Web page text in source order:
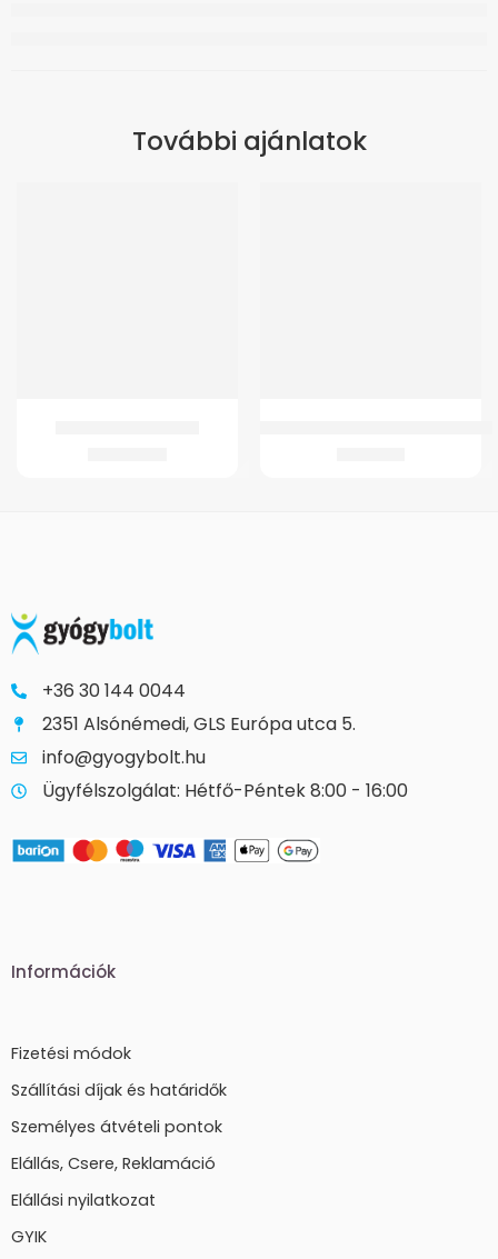
További ajánlatok
+36 30 144 0044
2351 Alsónémedi, GLS Európa utca 5.
info@gyogybolt.hu
Ügyfélszolgálat: Hétfő-Péntek 8:00 - 16:00
Információk
Fizetési módok
Szállítási díjak és határidők
Személyes átvételi pontok
Elállás, Csere, Reklamáció
Elállási nyilatkozat
GYIK